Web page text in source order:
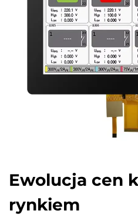
Ewolucja cen
rynkiem